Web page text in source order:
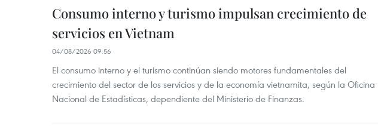
Consumo interno y turismo impulsan crecimiento de
servicios en Vietnam
04/08/2026 09:56
El consumo interno y el turismo continúan siendo motores fundamentales del
crecimiento del sector de los servicios y de la economía vietnamita, según la Oficina
Nacional de Estadísticas, dependiente del Ministerio de Finanzas.